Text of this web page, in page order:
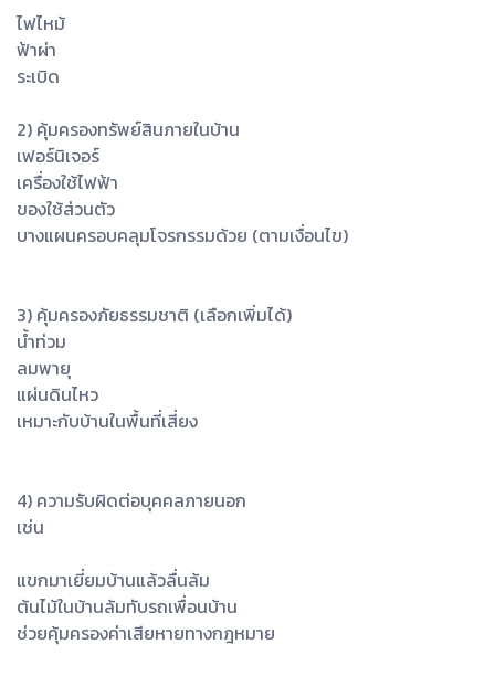
ไฟไหม้
ฟ้าผ่า
ระเบิด
2) คุ้มครองทรัพย์สินภายในบ้าน
เฟอร์นิเจอร์
เครื่องใช้ไฟฟ้า
ของใช้ส่วนตัว
บางแผนครอบคลุมโจรกรรมด้วย (ตามเงื่อนไข)
3) คุ้มครองภัยธรรมชาติ (เลือกเพิ่มได้)
น้ำท่วม
ลมพายุ
แผ่นดินไหว
เหมาะกับบ้านในพื้นที่เสี่ยง
4) ความรับผิดต่อบุคคลภายนอก
เช่น
แขกมาเยี่ยมบ้านแล้วลื่นล้ม
ต้นไม้ในบ้านล้มทับรถเพื่อนบ้าน
ช่วยคุ้มครองค่าเสียหายทางกฎหมาย